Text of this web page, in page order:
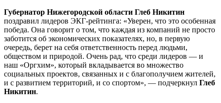
Губернатор Нижегородской области Глеб Никитин
поздравил лидеров ЭКГ-рейтинга: «Уверен, что это особенная
победа. Она говорит о том, что каждая из компаний не просто
заботится об экономических показателях, но, в первую
очередь, берет на себя ответственность перед людьми,
обществом и природой. Очень рад, что среди лидеров — и
наш «Оргхим», который вкладывается во множество
социальных проектов, связанных и с благополучием жителей,
и с развитием территорий, и со спортом», — подчеркнул Глеб
Никитин.